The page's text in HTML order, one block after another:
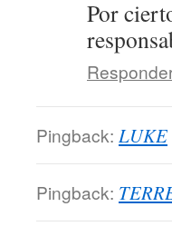
Por
Pingback: LUKE
Pingback: